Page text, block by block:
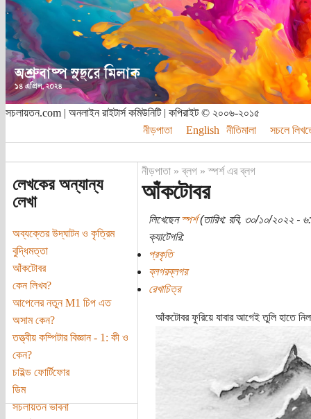
সচলায়তন.com | অনলাইন রাইটার্স কমিউনিটি | কপিরাইট © ২০০৬-২০১৫
নীড়পাতা
English নীতিমালা সচলে
লেখকের অন্যান্য
লেখা
অব্যক্তের উদ্‌ঘাটন ও কৃত্রিম
বুদ্ধিমত্তা
আঁকটোবর
কেন লিখব?
আপেলের নতুন M1 চিপ এত
অসাম কেন?
তত্ত্বীয় কম্পিটার বিজ্ঞান - 1: কী ও
কেন?
চাইল্ড ফোর্টিফোর
ডিম
সচলায়তন ভাবনা
নীড়পাতা»ব্লগ»স্পর্শ এর ব্লগ
আঁকটোবর
লিখেছেনস্পর্শ(তারিখ: রবি, ৩০/১০/২০২২ -
ক্যাটেগরি:
প্রকৃতি
ব্লগরব্লগর
রেখাচিত্র
আঁকটোবর ফুরিয়ে যাবার আগেই তুলি হাতে